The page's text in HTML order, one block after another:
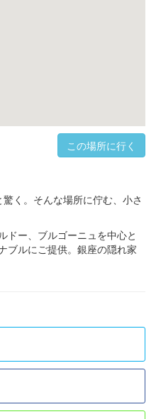
この場所に行く
く。そんな場所に佇む、小さ
ドー、ブルゴーニュを中心と
ブルにご提供。銀座の隠れ家